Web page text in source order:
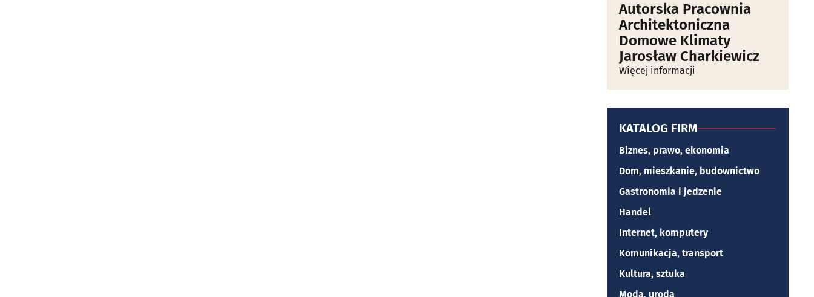
Autorska Pracownia
Architektoniczna
Domowe Klimaty
Jarosław Charkiewicz
Więcej informacji
KATALOG FIRM
Biznes, prawo, ekonomia
Dom, mieszkanie, budownictwo
Gastronomia i jedzenie
Handel
Internet, komputery
Komunikacja, transport
Kultura, sztuka
Moda, uroda